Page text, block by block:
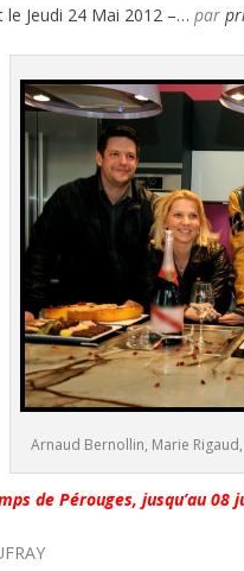
Jeudi 24 Mai 2012 –… par
Arnaud Bernollin, Marie
de Pérouges, jusqu’au 08